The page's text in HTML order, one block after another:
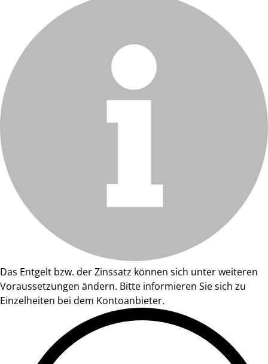
Das Entgelt bzw. der Zinssatz können sich unter weiteren
Voraussetzungen ändern. Bitte informieren Sie sich zu
Einzelheiten bei dem Kontoanbieter.